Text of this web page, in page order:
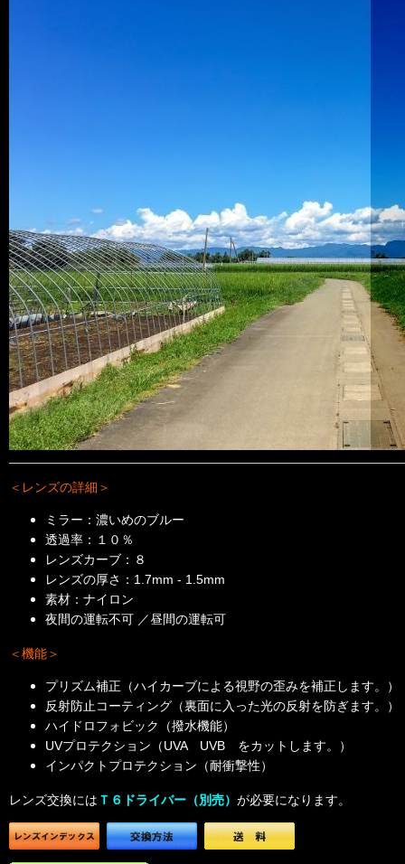
＜レンズの詳細＞
ミラー：濃いめのブルー
透過率：１０％
レンズカーブ：８
レンズの厚さ：1.7mm - 1.5mm
素材：ナイロン
夜間の運転不可 ／昼間の運転可
＜機能＞
プリズム補正（ハイカーブによる視野の歪みを補正します。）
反射防止コーティング（裏面に入った光の反射を防ぎます。）
ハイドロフォビック（撥水機能）
UVプロテクション（UVA UVB をカットします。）
インパクトプロテクション（耐衝撃性）
レンズ交換には Ｔ６ドライバー（別売） が必要になります。